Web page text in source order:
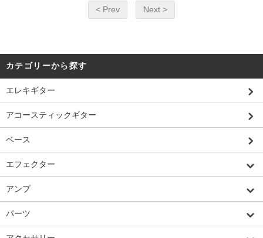
< Prev Next >
カテゴリーから探す
エレキギター
アコースティックギター
ベース
エフェクター
アンプ
パーツ